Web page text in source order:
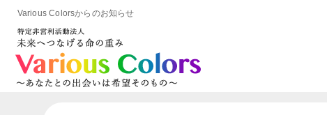
Various Colorsからのお知らせ